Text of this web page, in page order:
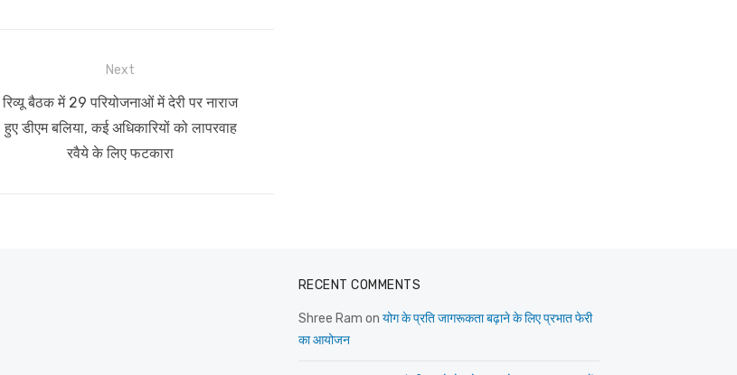
Next
Next
post:
रिव्यू बैठक में 29 परियोजनाओं में देरी पर नाराज
हुए डीएम बलिया, कई अधिकारियों को लापरवाह
रवैये के लिए फटकारा
RECENT COMMENTS
Shree Ram on योग के प्रति जागरूकता बढ़ाने के लिए प्रभात फेरी
का आयोजन